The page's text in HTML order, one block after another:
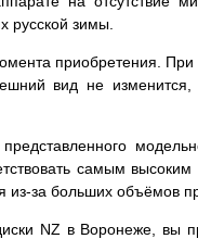
русской зимы.
приобретения.
вид не
самым
из-за больших объёмов
NZ в Воронеже, вы